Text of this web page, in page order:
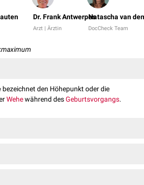
Dr. Frank Antwerpes
Arzt | Ärztin
Natascha van
DocCheck Team
bezeichnet den Höhepunkt oder die
Wehewährend desGeburtsvorgangs.
der